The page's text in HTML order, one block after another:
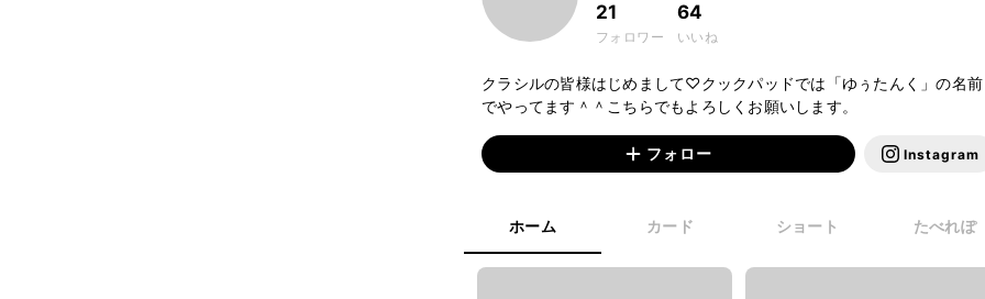
21
フォロワー
64
いいね
クラシルの皆様はじめまして♡クックパッドでは「ゆぅたんく」の名前
でやってます＾＾こちらでもよろしくお願いします。
フォロー Instagram
ホーム カード ショート たべれぽ